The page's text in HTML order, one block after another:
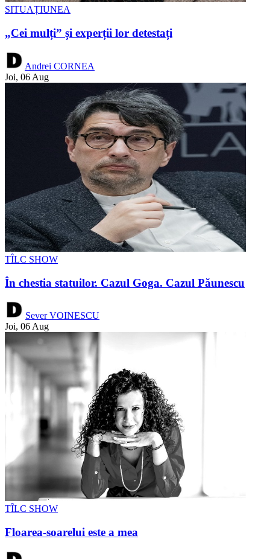
SITUAȚIUNEA
„Cei mulți” și experții lor detestați
Andrei CORNEA
Joi, 06 Aug
TÎLC SHOW
În chestia statuilor. Cazul Goga. Cazul Păunescu
Sever VOINESCU
Joi, 06 Aug
TÎLC SHOW
Floarea-soarelui este a mea